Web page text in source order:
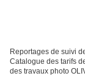
Reportages de suivi
Catalogue des tarifs
des travaux photo